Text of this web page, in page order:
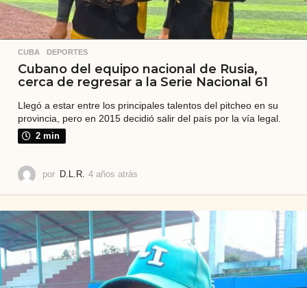
CUBA ,DEPORTES
Cubano del equipo nacional de Rusia,
cerca de regresar a la Serie Nacional 61
Llegó a estar entre los principales talentos del pitcheo en su
provincia, pero en 2015 decidió salir del país por la vía legal.
2 min
por D.L.R. 4 años atrás
o
s
t
r
á